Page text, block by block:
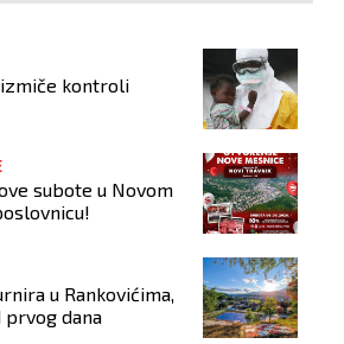
kontroli
subote u Novom
u Rankovićima,
dana